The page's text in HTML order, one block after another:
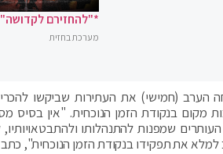
*"להחזירם
מערכת בחזית
הערב (חמישי) את העתירות שביקשו
מקום בנקודת הזמן הנוכחית. "אין
שמפנות להתנהלותו
את תפקידו בנקודת הזמן הנוכחית",